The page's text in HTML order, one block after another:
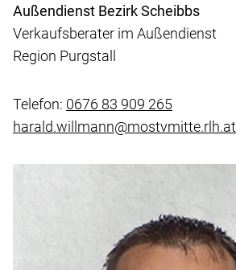
Außendienst Bezirk Scheibbs
Verkaufsberater im Außendienst
Region Purgstall
Telefon: 0676 83 909 265
harald.willmann@mostvmitte.rlh.at